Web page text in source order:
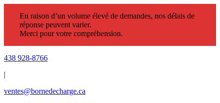
En raison d’un volume élevé de demandes, nos délais de
réponse peuvent varier.
Merci pour votre compréhension.
438 928-8766
|
ventes@bornedecharge.ca